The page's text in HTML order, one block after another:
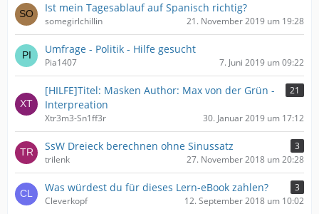
Ist mein Tagesablauf auf Spanisch richtig?
somegirlchillin 21. November 2019 um 19:28
Umfrage - Politik - Hilfe gesucht
Pia1407 7. Juni 2019 um 09:22
[HILFE]Titel: Masken Author: Max von der Grün -
Interpreation
21
Xtr3m3-Sn1ff3r 30. Januar 2019 um 17:12
SsW Dreieck berechnen ohne Sinussatz
3
trilenk
27. November 2018 um 20:28
Was würdest du für dieses Lern-eBook zahlen?
3
Cleverkopf
12. September 2018 um 10:02